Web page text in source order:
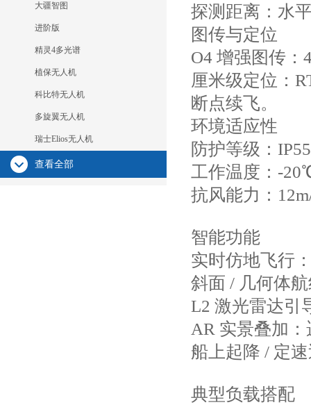
大疆智图
进阶版
精灵4多光谱
植保无人机
科比特无人机
多旋翼无人机
瑞士Elios无人机
查看全部
探测距离：水
图传与定位
O4 增强图传：
厘米级定位：
断点续飞。
环境适应性
防护等级：
工作温度：-
抗风能力：
智能功能
实时仿地飞行
斜面 / 几何体
L2 激光雷达引
AR 实景叠加
船上起降 / 定
典型负载搭配